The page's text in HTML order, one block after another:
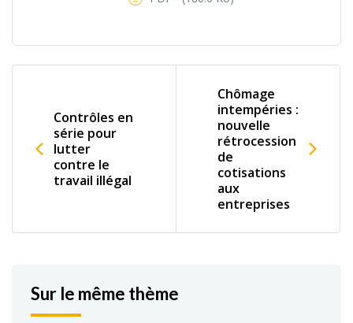
Contrôles en
série pour
lutter
contre le
travail illégal
Chômage
intempéries :
nouvelle
rétrocession
de
cotisations
aux
entreprises
Sur le même thème